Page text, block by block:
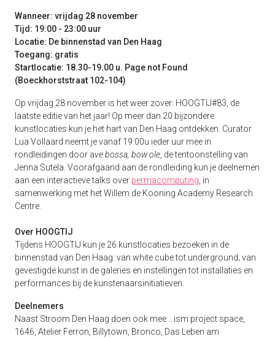
Wanneer: vrijdag 28 november
Tijd: 19:00 - 23:00 uur
Locatie: De binnenstad van Den Haag
Toegang: gratis
Startlocatie: 18.30-19.00 u. Page not Found
(Boeckhorststraat 102-104)
Op vrijdag 28 november is het weer zover: HOOGTIJ#83, de
laatste editie van het jaar! Op meer dan 20 bijzondere
kunstlocaties kun je het hart van Den Haag ontdekken. Curator
Lua Vollaard neemt je vanaf 19:00u ieder uur mee in
rondleidingen door ave bossa, bow ole, de tentoonstelling van
Jenna Sutela. Voorafgaand aan de rondleiding kun je deelnemen
aan een interactieve talks over permacomputing, in
samenwerking met het Willem de Kooning Academy Research
Centre.
Over HOOGTIJ
Tijdens HOOGTIJ kun je 26 kunstlocaties bezoeken in de
binnenstad van Den Haag: van white cube tot underground; van
gevestigde kunst in de galeries en instellingen tot installaties en
performances bij de kunstenaarsinitiatieven.
Deelnemers
Naast Stroom Den Haag doen ook mee …ism project space,
1646, Atelier Ferron, Billytown, Bronco, Das Leben am